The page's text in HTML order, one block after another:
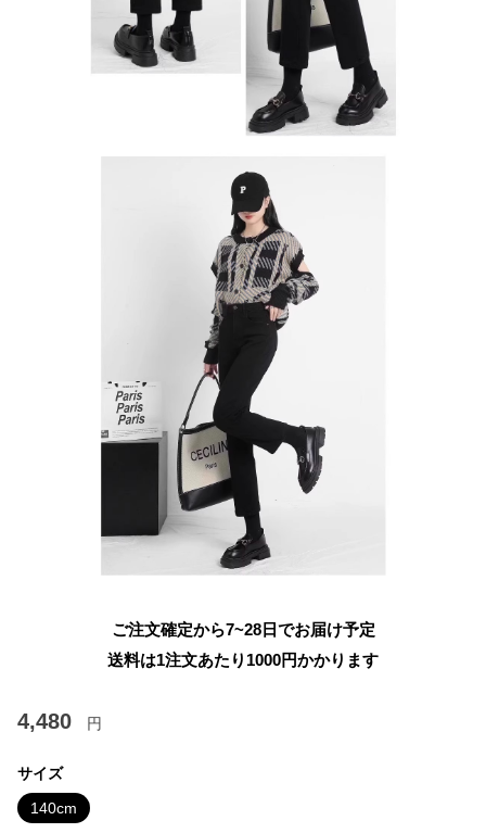
ご注文確定から7~28日でお届け予定
送料は1注文あたり 1000円かかります
4,480 円
サイズ
140cm